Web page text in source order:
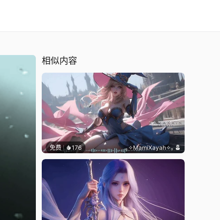
相似内容
免费 176 ｡✧MamiXayah✧｡